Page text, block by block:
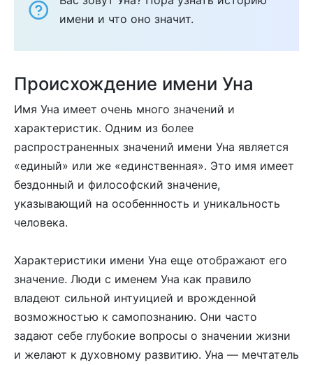
имени и что оно значит.
Происхождение имени Уна
Имя Уна имеет очень много значений и
характеристик. Одним из более
распространенных значений имени Уна является
«единый» или же «единственная». Это имя имеет
бездонный и философский значение,
указывающий на особеннность и уникальность
человека.
Характеристики имени Уна еще отображают его
значение. Люди с именем Уна как правило
владеют сильной интуицией и врожденной
возможностью к самопознанию. Они часто
задают себе глубокие вопросы о значении жизни
и желают к духовному развитию. Уна — мечтатель